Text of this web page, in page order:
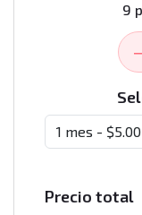
9
Precio total